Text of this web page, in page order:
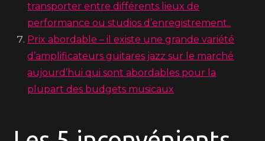
transporter entre différents lieux de
performance ou studios d’enregistrement..
Prix abordable – il existe une grande variété
d’amplificateurs guitares jazz sur le marché
aujourd’hui qui sont abordables pour la
plupart des budgets musicaux